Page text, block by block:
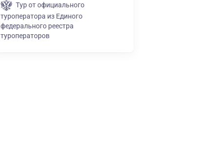
Тур от официального
туроператора из Единого
федерального реестра
туроператоров